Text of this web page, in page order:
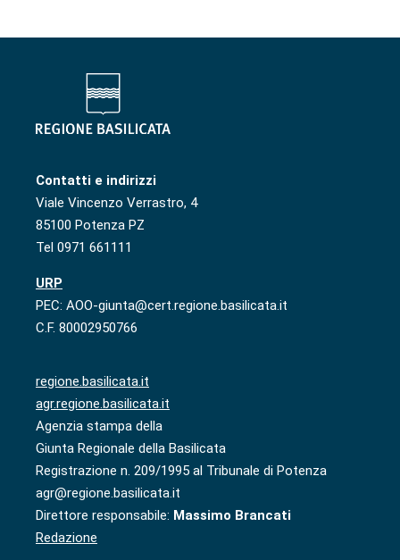
Contatti e indirizzi
Viale Vincenzo Verrastro, 4
85100 Potenza PZ
Tel 0971 661111
URP
PEC: AOO-giunta@cert.regione.basilicata.it
C.F. 80002950766
regione.basilicata.it
agr.regione.basilicata.it
Agenzia stampa della
Giunta Regionale della Basilicata
Registrazione n. 209/1995 al Tribunale di Potenza
agr@regione.basilicata.it
Direttore responsabile: Massimo Brancati
Redazione